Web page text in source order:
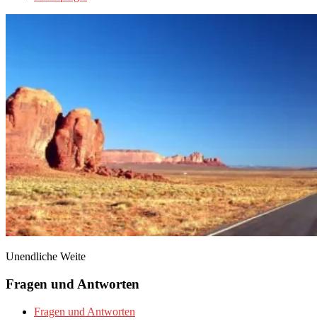
Unendliche Weite
Fragen und Antworten
Fragen und Antworten